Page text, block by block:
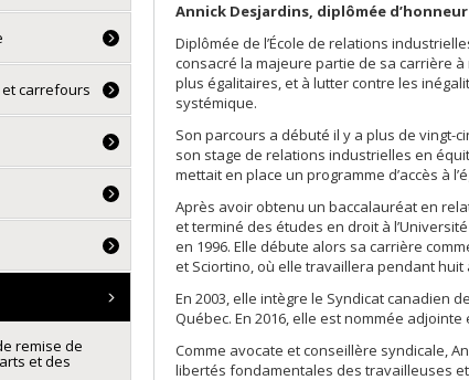
Annick Desjardins, diplômée
Diplômée de l’École de relations
consacré la majeure partie de sa carrière
plus égalitaires, et à lutter contre les
systémique.
Son parcours a débuté il y a plus de vingt-
son stage de relations industrielles en
mettait en place un programme d’accès à
Après avoir obtenu un baccalauréat en
et terminé des études en droit à
en 1996. Elle débute alors sa carrière
et Sciortino, où elle travaillera pendant
En 2003, elle intègre le Syndicat canadien
Québec. En 2016, elle est nommée
Comme avocate et conseillère syndicale,
libertés fondamentales des travailleuses
carrefours
remise de
et des